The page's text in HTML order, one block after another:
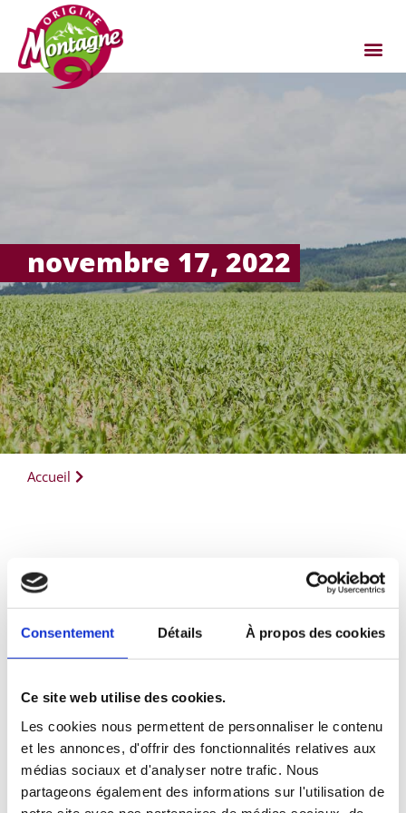
Consentement Détails À propos des cookies
Ce site web utilise des cookies.
Les cookies nous permettent de personnaliser le contenu
et les annonces, d'offrir des fonctionnalités relatives aux
médias sociaux et d'analyser notre trafic. Nous
partageons également des informations sur l'utilisation de
novembre 17, 2022
Accueil